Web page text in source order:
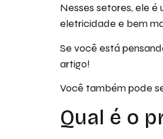
Nesses setores, ele
eletricidade e bem
Se você está
artigo!
Você também pode
Qual é o